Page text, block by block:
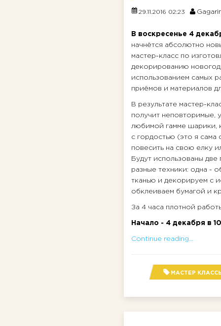
29.11.2016 02:23
В воскресенье 4
начнётся абсолютно
мастер-класс по
декорированию
использованием самых
приёмов и материалов
В результате мастер-
получит неповторимые,
любимой гамме шарики,
с гордостью (это я сама
повесить на свою елку
Будут использованы две
разные техники: одна -
тканью и декорируем с
обклеиваем бумагой и
За 4 часа плотной
Начало - 4 декабря в
Continue reading...
МАСТЕР